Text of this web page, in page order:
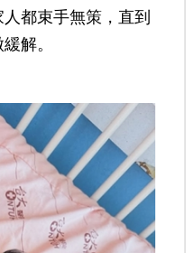
都束手無策，直到
解。